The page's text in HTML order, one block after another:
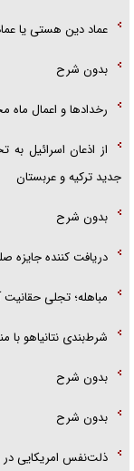
عماد دین هستی یا
بدون شرح
رخداد‌ها و اعمال ماه
از اذعان اسرائیل به
جدید ترکیه و عربستان
بدون شرح
دریافت کننده جایزه
مباهله؛ تجلی حقانیت
شرط‌بندی نتانیاهو با
بدون شرح
بدون شرح
ذلت‌نفس امریکایی در